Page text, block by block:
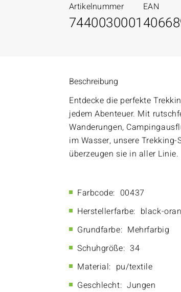
Artikelnummer
7440030001
EAN
Beschreibung
Entdecke die perfekte
jedem Abenteuer. Mit
Wanderungen,
im Wasser, unsere
überzeugen sie in aller Linie.
Farbcode: 00437
Herstellerfarbe: black-
Grundfarbe: Mehrfarbig
Schuhgröße: 34
Material: pu/textile
Geschlecht: Jungen